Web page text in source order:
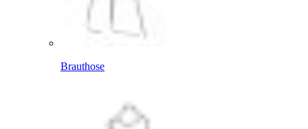
Brauthose